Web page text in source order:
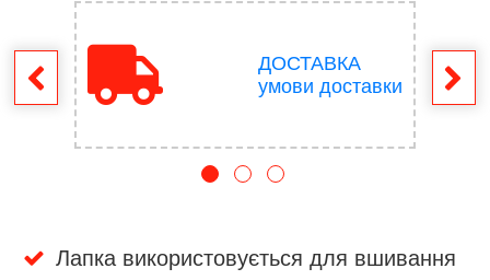
ДОСТАВКА
умови доставки
Лапка використовується для вшивання